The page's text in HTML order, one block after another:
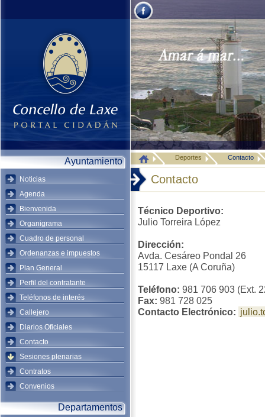
Ayuntamiento
Noticias
Agenda
Bienvenida
Organigrama
Cuadro de personal
Ordenanzas e impuestos
Plan General
Perfil del contratante
Teléfonos de interés
Callejero
Diarios Oficiales
Contacto
Sesiones plenarias
Contratos
Convenios
Departamentos
Deportes Contacto
Contacto
Técnico Deportivo:
Julio Torreira López
Dirección:
Avda. Cesáreo Pondal 26
15117 Laxe (A Coruña)
Teléfono: 981 706 903 (Ext.
Fax: 981 728 025
Contacto Electrónico: